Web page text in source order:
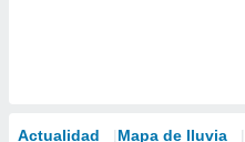
Actualidad Mapa de lluvia